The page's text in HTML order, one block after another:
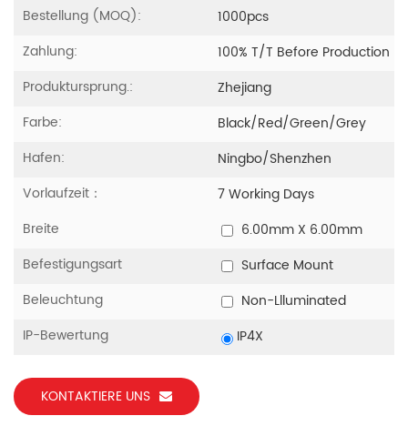
Bestellung (MOQ):
1000pcs
Zahlung:
100% T/T Before Production
Produktursprung.:
Zhejiang
Farbe:
Black/red/green/grey
Hafen:
Ningbo/Shenzhen
Vorlaufzeit：
7 Working Days
Breite
6.00mm X 6.00mm
Befestigungsart
Surface Mount
Beleuchtung
Non-Llluminated
IP-Bewertung
IP4X
KONTAKTIERE UNS